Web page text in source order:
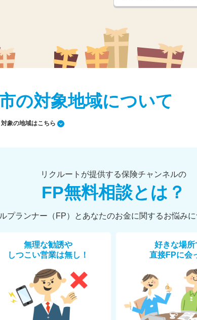
の対象地域について
対象の地域はこちら
リクルートが提供する保険チャンネルの
FP無料相談とは？
プランナー（FP）とあなたのお金に関するお悩み
無理な勧誘や
しつこい営業は無し！
好きな場所
直接FPに会